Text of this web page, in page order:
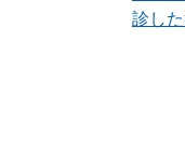
診し